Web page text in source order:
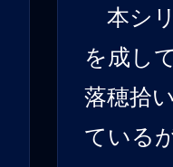
本シリ
を成し
落穂拾
ている